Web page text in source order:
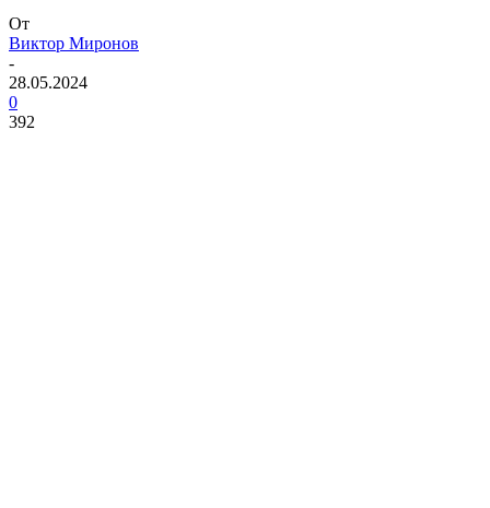
От
Виктор Миронов
-
28.05.2024
0
392